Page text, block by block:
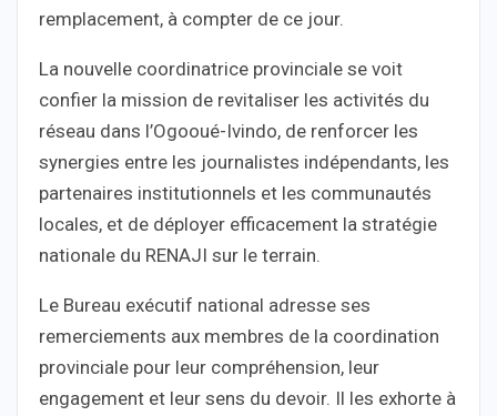
remplacement, à compter de ce jour.
La nouvelle coordinatrice provinciale se voit
confier la mission de revitaliser les activités du
réseau dans l’Ogooué-Ivindo, de renforcer les
synergies entre les journalistes indépendants, les
partenaires institutionnels et les communautés
locales, et de déployer efficacement la stratégie
nationale du RENAJI sur le terrain.
Le Bureau exécutif national adresse ses
remerciements aux membres de la coordination
provinciale pour leur compréhension, leur
engagement et leur sens du devoir. Il les exhorte à